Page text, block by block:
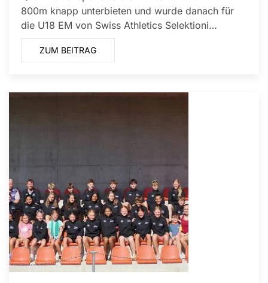
800m knapp unterbieten und wurde danach für
die U18 EM von Swiss Athletics Selektioni…
ZUM BEITRAG